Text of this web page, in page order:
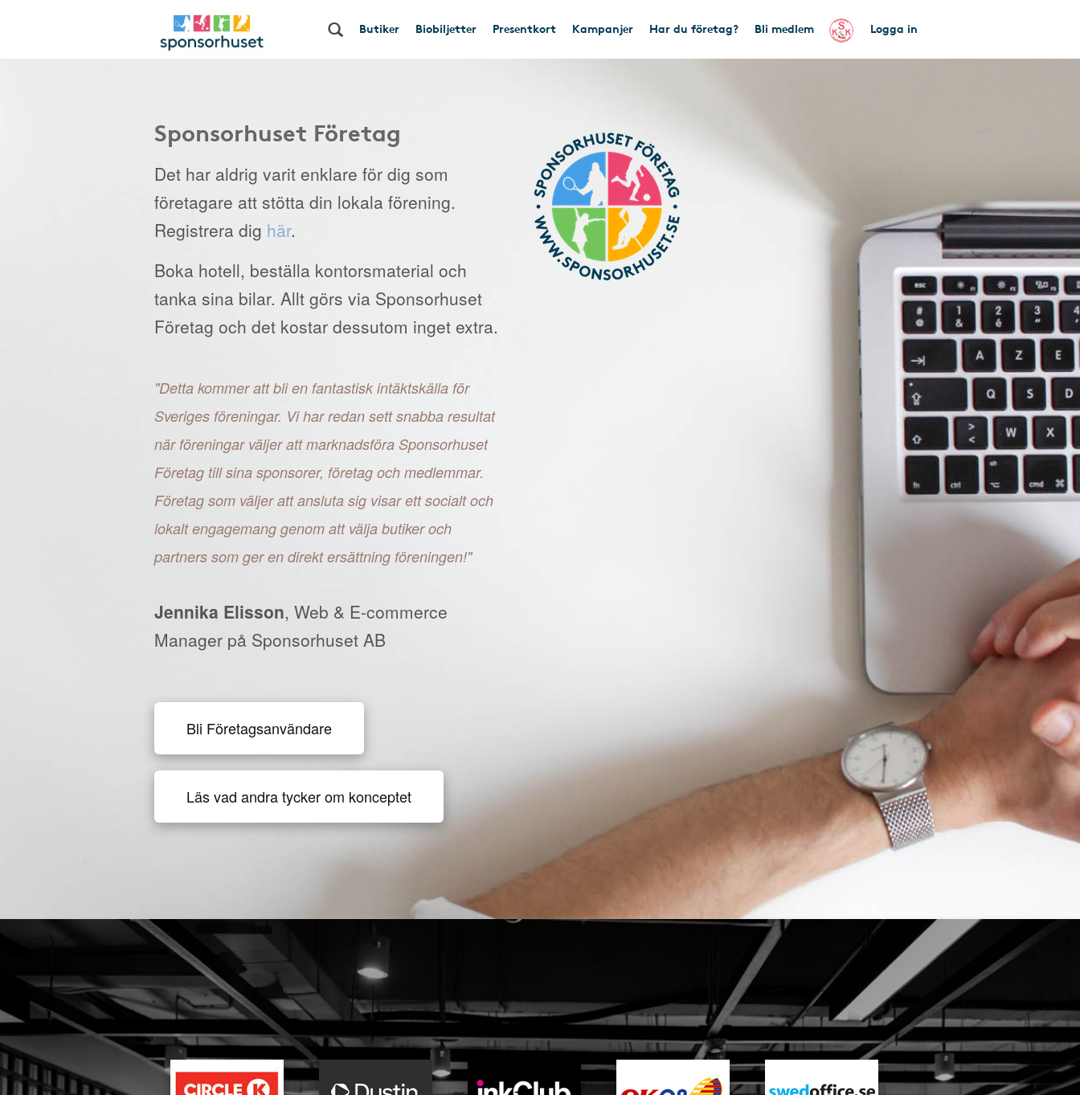
Butiker Biobiljetter Presentkort Kampanjer Har du företag? Bli medlem Logga in
Sponsorhuset Företag
Det har aldrig varit enklare för dig som
företagare att stötta din lokala förening.
Registrera dig här.
Boka hotell, beställa kontorsmaterial och
tanka sina bilar. Allt görs via Sponsorhuset
Företag och det kostar dessutom inget extra.
"Detta kommer att bli en fantastisk intäktskälla för
Sveriges föreningar. Vi har redan sett snabba resultat
när föreningar väljer att marknadsföra Sponsorhuset
Företag till sina sponsorer, företag och medlemmar.
Företag som väljer att ansluta sig visar ett socialt och
lokalt engagemang genom att välja butiker och
partners som ger en direkt ersättning föreningen!"
Jennika Elisson, Web & E-commerce
Manager på Sponsorhuset AB
Bli Företagsanvändare
Läs vad andra tycker om konceptet